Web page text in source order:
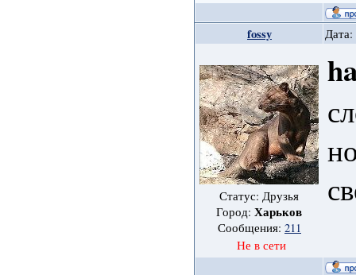
fossy
Статус: Друзья
Город:Харьков
Сообщения: 211
Не в сети